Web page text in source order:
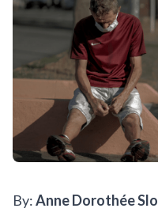
By:Anne Dorothée